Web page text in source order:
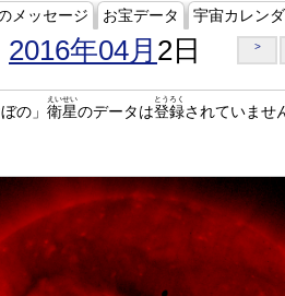
メッセージ お宝データ 宇宙カレン
2016年04月 2日 >
の」 衛星
えいせい
のデータは登録
とうろく
されていませ